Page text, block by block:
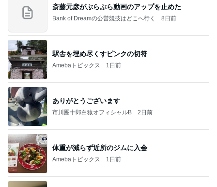
斎藤元彦がぶらぶら動画のアップを止めた
Bank of Dreamの公営競技はどこへ行く 8日前
駅舎を埋め尽くすピンクの切符
Amebaトピックス 1日前
ありがとうございます
市川團十郎白猿オフィシャルB 2日前
体重が減らず近所のジムに入会
Amebaトピックス 1日前